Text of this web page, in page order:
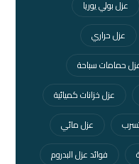
عزل بولي يوريا
عزل حراري
حمامات سباحة
عزل خزانات كميائية
عزل مائي
فوائد عزل البدروم